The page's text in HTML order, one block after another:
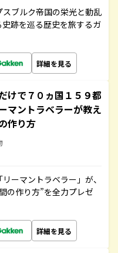
スブルク帝国の栄光と動乱
跡を巡る歴史を旅するガ
詳細を見る
けで７０ヵ国１５９都
マントラベラーが教え
作り方
ーマントラベラー」が、
の作り方”を全力プレゼ
詳細を見る